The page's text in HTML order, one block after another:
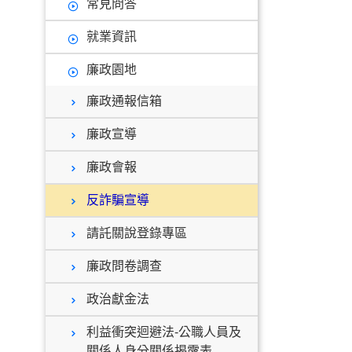
常見問答
就業資訊
廉政園地
廉政通報信箱
廉政宣導
廉政會報
反詐騙宣導
請託關說登錄專區
廉政問卷調查
政治獻金法
利益衝突迴避法-公職人員及